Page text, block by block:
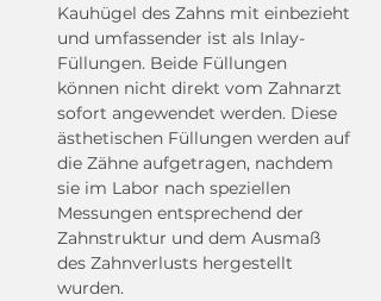
Kauhügel des Zahns mit einbezieht
und umfassender ist als Inlay-
Füllungen. Beide Füllungen
können nicht direkt vom Zahnarzt
sofort angewendet werden. Diese
ästhetischen Füllungen werden auf
die Zähne aufgetragen, nachdem
sie im Labor nach speziellen
Messungen entsprechend der
Zahnstruktur und dem Ausmaß
des Zahnverlusts hergestellt
wurden.